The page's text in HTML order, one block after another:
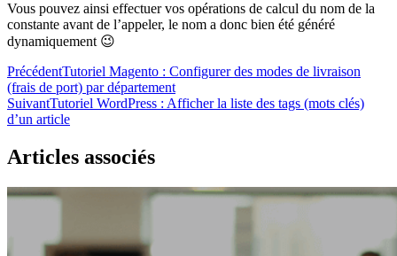
Vous pouvez ainsi effectuer vos opérations de calcul du nom de la
constante avant de l’appeler, le nom a donc bien été généré
dynamiquement 😉
PrécédentTutoriel Magento : Configurer des modes de livraison
(frais de port) par département
SuivantTutoriel WordPress : Afficher la liste des tags (mots clés)
d’un article
Articles associés